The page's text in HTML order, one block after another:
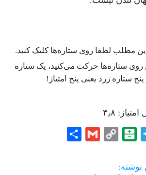
این مطلب لطفا روی ستاره‌ها کلیک کنید.
ستاره‌ها حرکت می‌کنید، یک ستاره
ستاره زرد یعنی پنج امتیاز!
۳٫۸
Telegram
Balatarin
Copy
Gmail
نوشته: